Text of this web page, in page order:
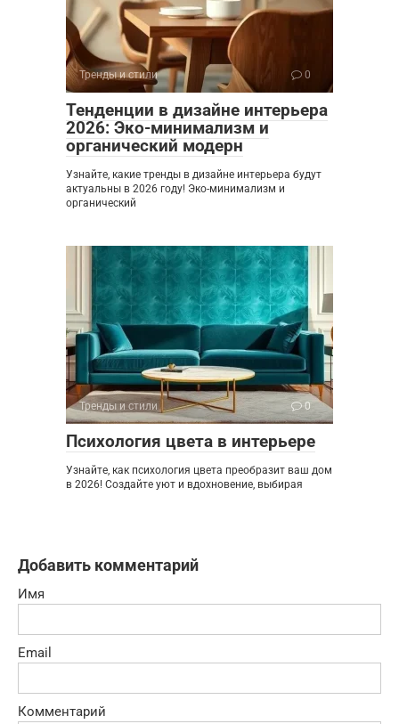
Тренды и стили 0
Тенденции в дизайне интерьера
2026: Эко-минимализм и
органический модерн
Узнайте, какие тренды в дизайне интерьера будут
актуальны в 2026 году! Эко-минимализм и
органический
Тренды и стили 0
Психология цвета в интерьере
Узнайте, как психология цвета преобразит ваш дом
в 2026! Создайте уют и вдохновение, выбирая
Добавить комментарий
Имя
Email
Комментарий